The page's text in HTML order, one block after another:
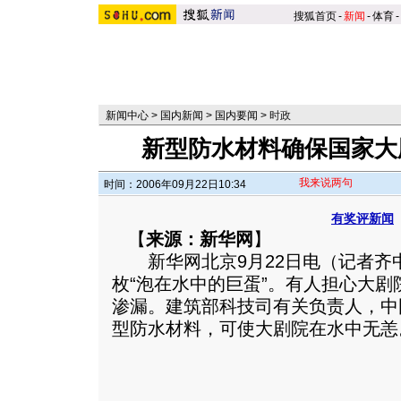
搜狐首页-新闻 -体育-
新闻中心 > 国内新闻 > 国内要闻 > 时政
新型防水材料确保国家
时间：2006年09月22日10:34 我来说两句
有奖评新闻
【来源：新华网 】
新华网北京9月22日电（记者齐
枚“泡在水中的巨蛋”。有人担心大剧
渗漏。建筑部科技司有关负责人，
型防水材料，可使大剧院在水中无